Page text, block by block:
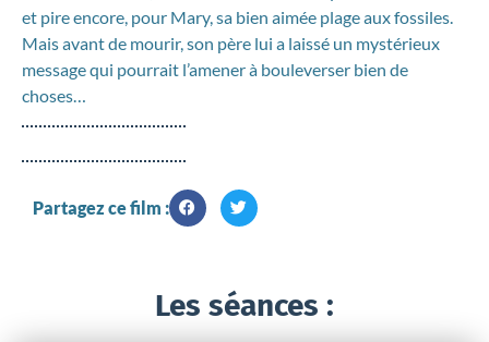
et pire encore, pour Mary, sa bien aimée plage aux fossiles.
Mais avant de mourir, son père lui a laissé un mystérieux
message qui pourrait l’amener à bouleverser bien de
choses…
Partagez ce film :
Les séances :